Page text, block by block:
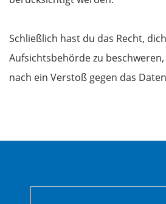
Schließlich hast du das Recht,
Aufsichtsbehörde zu
nach ein Verstoß gegen das